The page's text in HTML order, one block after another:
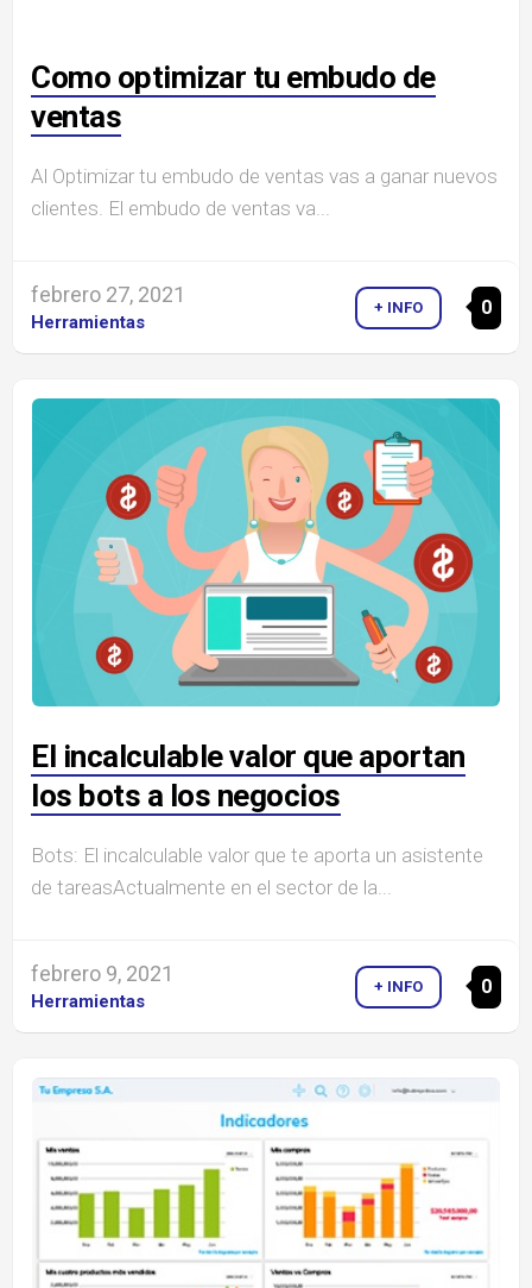
Como optimizar tu embudo de
ventas
Al Optimizar tu embudo de ventas vas a ganar nuevos
clientes. El embudo de ventas va...
febrero 27, 2021
Herramientas
0
+ INFO
El incalculable valor que aportan
los bots a los negocios
Bots: El incalculable valor que te aporta un asistente
de tareasActualmente en el sector de la...
febrero 9, 2021
Herramientas
0
+ INFO